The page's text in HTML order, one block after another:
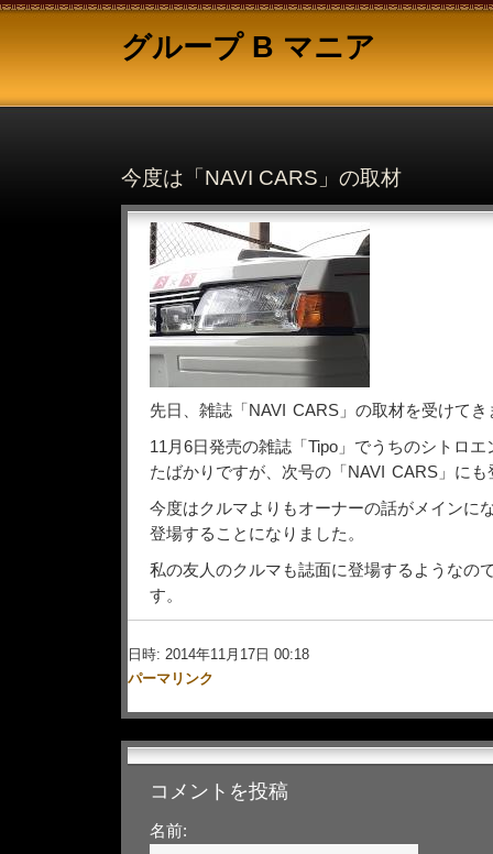
グループ B マニア
今度は「NAVI CARS」の取材
先日、雑誌「NAVI CARS」の取材を受けてき
11月6日発売の雑誌「Tipo」でうちのシトロ
たばかりですが、次号の「NAVI CARS」にも
今度はクルマよりもオーナーの話がメインに
登場することになりました。
私の友人のクルマも誌面に登場するようなの
す。
日時: 2014年11月17日 00:18
パーマリンク
コメントを投稿
名前: